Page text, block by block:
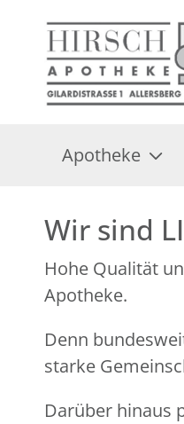
Apotheke
Wir sind
Hohe Qualität
Apotheke.
Denn
starke
Darüber hinaus